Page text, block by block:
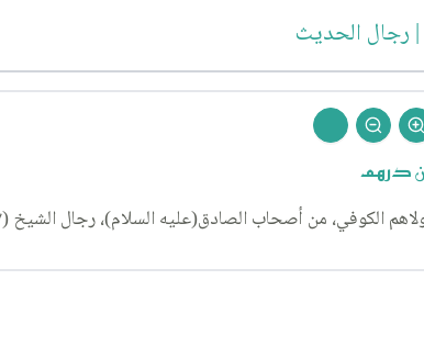
رجال الحديث
الكوفي، من أصحاب الصادق(عليه السلام)، رجال الشيخ (٧).